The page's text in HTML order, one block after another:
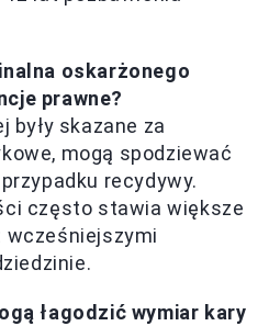
oskarżonego
prawne?
były skazane za
mogą spodziewać
recydywy.
często stawia większe
wcześniejszymi
łagodzić wymiar kary